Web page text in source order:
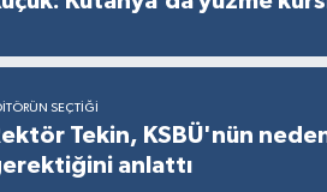
SEÇTIĞI
Tekin, KSBÜ'nün
anlattı